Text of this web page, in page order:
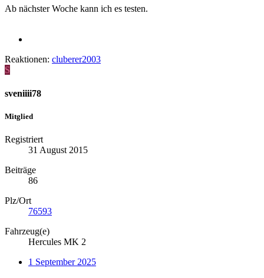
Ab nächster Woche kann ich es testen.
Reaktionen: cluberer2003
S
sveniiii78
Mitglied
Registriert
31 August 2015
Beiträge
86
Plz/Ort
76593
Fahrzeug(e)
Hercules MK 2
1 September 2025